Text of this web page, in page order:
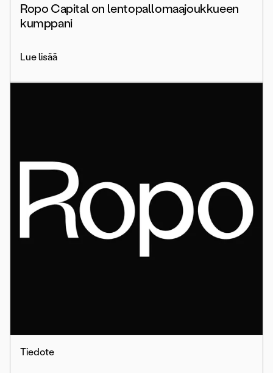
Ropo Capital on lentopallomaajoukkueen
kumppani
Lue lisää
Tiedote